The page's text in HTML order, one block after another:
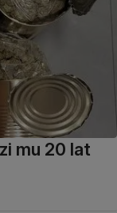
mu 20 lat